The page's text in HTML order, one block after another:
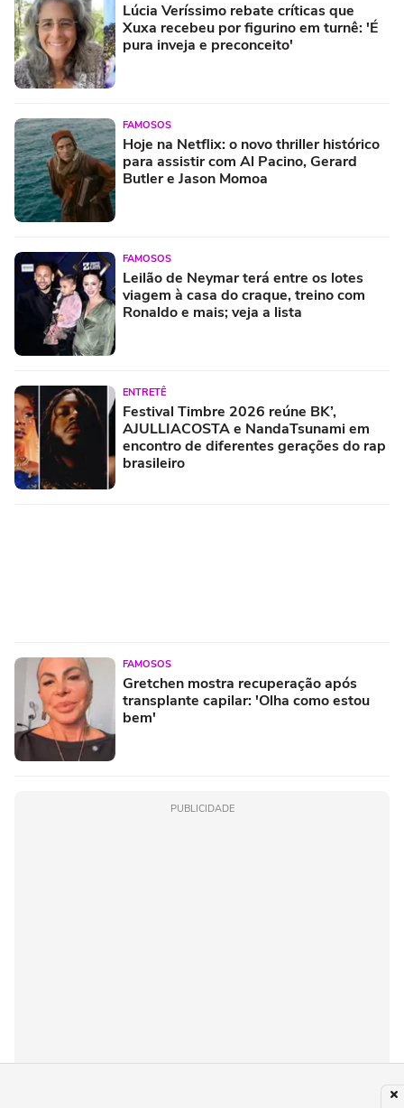
Lúcia Veríssimo rebate críticas que
Xuxa recebeu por figurino em turnê: 'É
pura inveja e preconceito'
FAMOSOS
Hoje na Netflix: o novo thriller histórico
para assistir com Al Pacino, Gerard
Butler e Jason Momoa
FAMOSOS
Leilão de Neymar terá entre os lotes
viagem à casa do craque, treino com
Ronaldo e mais; veja a lista
ENTRETÊ
Festival Timbre 2026 reúne BK’,
AJULLIACOSTA e NandaTsunami em
encontro de diferentes gerações do rap
brasileiro
FAMOSOS
Gretchen mostra recuperação após
transplante capilar: 'Olha como estou
bem'
PUBLICIDADE